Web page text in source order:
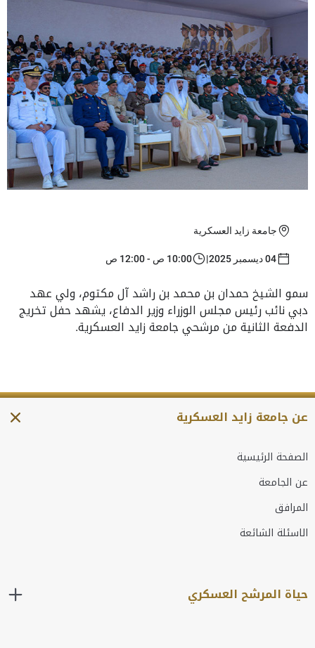
جامعة زايد العسكرية
04 ديسمبر 2025 | 10:00 ص - 12:00 ص
سمو الشيخ حمدان بن محمد بن راشد آل مكتوم، ولي عهد
دبي نائب رئيس مجلس الوزراء وزير الدفاع، يشهد حفل تخريج
الدفعة الثانية من مرشحي جامعة زايد العسكرية.
عن جامعة زايد العسكرية
الصفحة الرئيسية
عن الجامعة
المرافق
الاسئلة الشائعة
حياة المرشح العسكري